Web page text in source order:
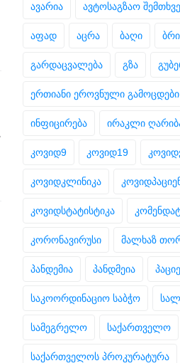
ავარია ავტოსაგზაო
აფად აცრა ბაღი
გარდაცვალება გზა
ერთიანი ეროვნული გამოცდები
ინფიცირება ირაკლი
კოვიდ9 კოვიდ19
კოვიდკლინიკა
კოვიდსტატისტიკა
კორონავირუსი მალხაზ
პანდემია პანდმეია
საკოორდინაციო საბჭო
სამეგრელო საქართველო
საქართველოს პროკურატურა